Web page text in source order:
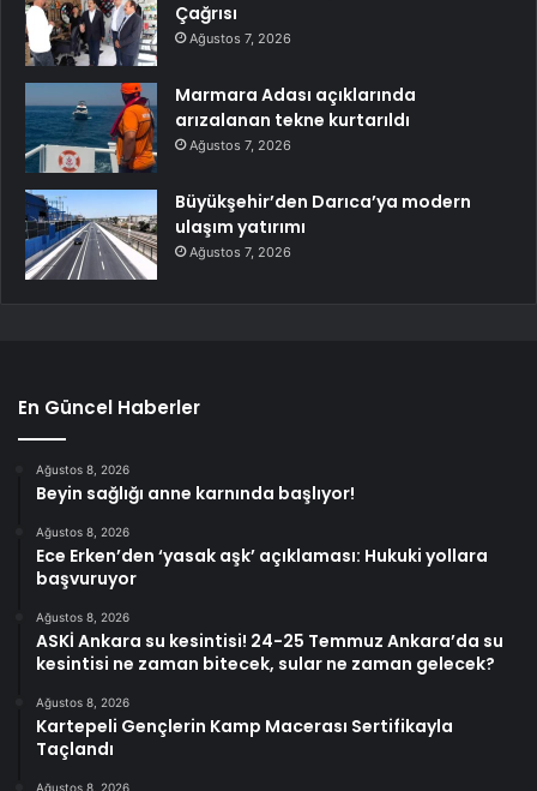
Çağrısı
Ağustos 7, 2026
Marmara Adası açıklarında
arızalanan tekne kurtarıldı
Ağustos 7, 2026
Büyükşehir’den Darıca’ya modern
ulaşım yatırımı
Ağustos 7, 2026
En Güncel Haberler
Ağustos 8, 2026
Beyin sağlığı anne karnında başlıyor!
Ağustos 8, 2026
Ece Erken’den ‘yasak aşk’ açıklaması: Hukuki yollara
başvuruyor
Ağustos 8, 2026
ASKİ Ankara su kesintisi! 24-25 Temmuz Ankara’da su
kesintisi ne zaman bitecek, sular ne zaman gelecek?
Ağustos 8, 2026
Kartepeli Gençlerin Kamp Macerası Sertifikayla
Taçlandı
Ağustos 8, 2026